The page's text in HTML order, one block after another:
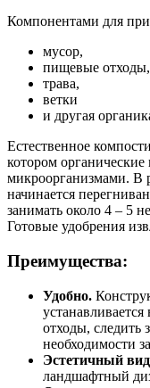
Компонентами для
мусор,
пищевые отходы,
трава,
ветки
и другая
Естественное
котором
микроорганизмами. В
начинается
занимать около 4 – 5
Готовые удобрения
Преимущества:
Удобно.
отходы, следить
необходимости
Эстетичный
ландшафтный